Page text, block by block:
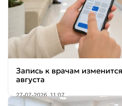
Запись к врачам
августа
27-07-2026, 11:07